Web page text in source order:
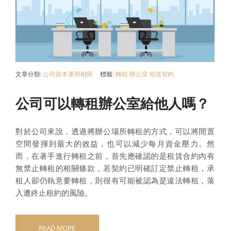
文章分類: 公司資本運用相關 標籤: 轉租 辦公室 租賃契約
公司可以轉租辦公室給他人嗎？
對於公司來說，透過將辦公場所轉租的方式，可以將閒置
空間發揮到最大的效益，也可以減少每月資金壓力。然
而，在著手進行轉租之前，首先應確認的是租賃合約內有
無禁止轉租的相關條款，若契約已明確訂定禁止轉租，承
租人卻仍執意要轉租，則很有可能被認為是違法轉租，落
入遭終止租約的風險。
READ MORE